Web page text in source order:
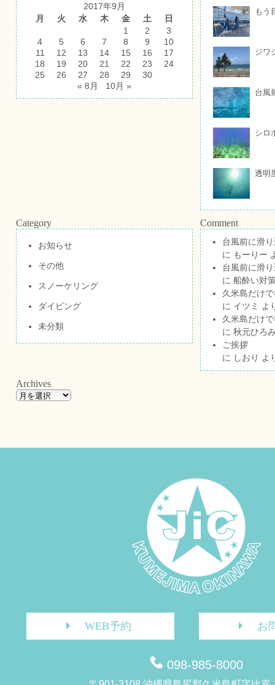
2017年9月
月
火 水 木 金 土
日
1
2
3
4
5 6 7 8 9
10
11
12 13 14 15 16
17
18
19 20 21 22 23
24
25
26 27 28 29
30
« 8月
10月 »
もう
ジワ
台風
シロ
透明
Category
お知らせ
その他
スノーケリング
ダイビング
未分類
Comment
台風前に滑
に もーりー
台風前に滑
に 船酔い対
久米島だけ
に イツミ
よ
久米島だけ
に 秋元ひろ
ご挨拶
に しおり よ
Archives
WEB予約 お
098-985-8000